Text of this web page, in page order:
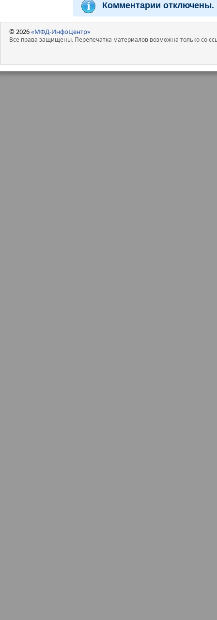
Комментарии отключены.
© 2026«МФД-ИнфоЦентр»
Все права защищены. Перепечатка материалов возможна только со